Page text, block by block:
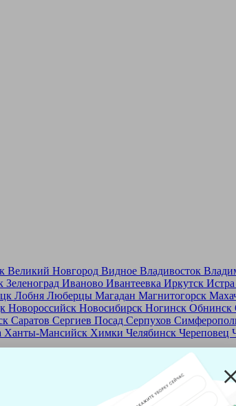
Великий Новгород Видное Владивосток
Зеленоград Иваново Ивантеевка Иркутск Истра
Лобня Люберцы Магадан Магнитогорск
Новороссийск Новосибирск Ногинск Обнинск
Саратов Сергиев Посад Серпухов
Ханты-Мансийск Химки Челябинск Череповец
40 лет.